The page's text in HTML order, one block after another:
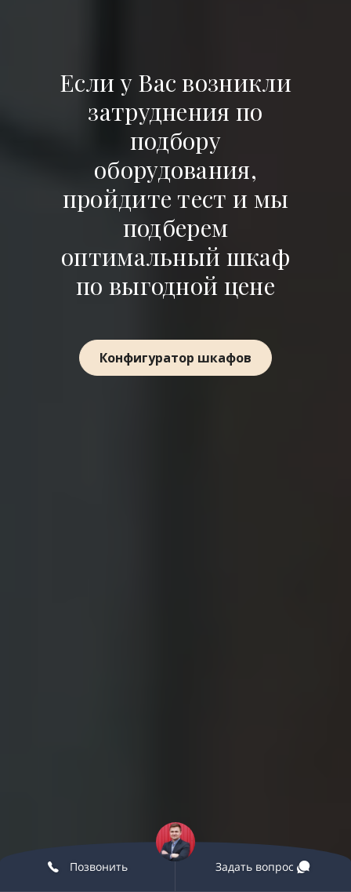
Если у Вас возникли
затруднения по
подбору
оборудования,
пройдите тест и мы
подберем
оптимальный шкаф
по выгодной цене
Конфигуратор шкафов
Позвонить Задать вопрос